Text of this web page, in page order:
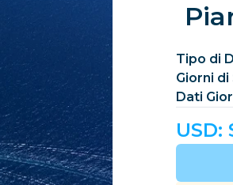
Bermuda
Cambogia
共和國 Costa Rica
Ceca
Tipo di
Giorni di
Dati
USD: